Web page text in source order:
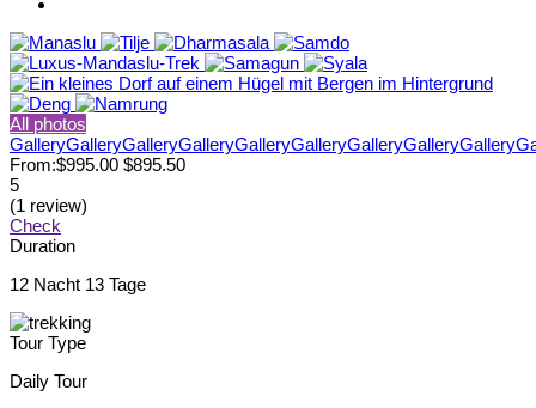
All photos
GalleryGalleryGalleryGalleryGalleryGalleryGalleryGalleryGallery
From:$995.00 $895.50
5
(1 review)
Check
Duration
12 Nacht 13 Tage
Tour Type
Daily Tour